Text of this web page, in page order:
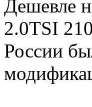
Дешевле
2.0TSI
России